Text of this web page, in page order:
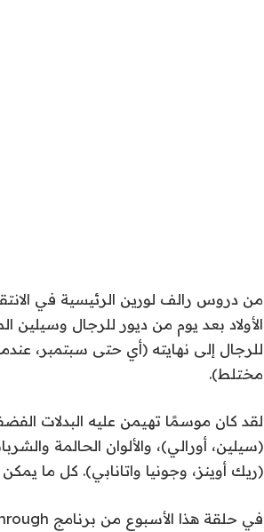
من دروس رالف لورين الرئيسية في
للرجال إلى نهايته (أي حتى سبتمبر،
مختلط).
لقد كان موسمًا تهيمن عليه البدلات
(سيلين، أورالي)، والألوان الحالمة
(ريك أوينز، وجونيا واتانابي). كل ما
في حلقة هذا الأسبوع من برنامج The Run-Through،